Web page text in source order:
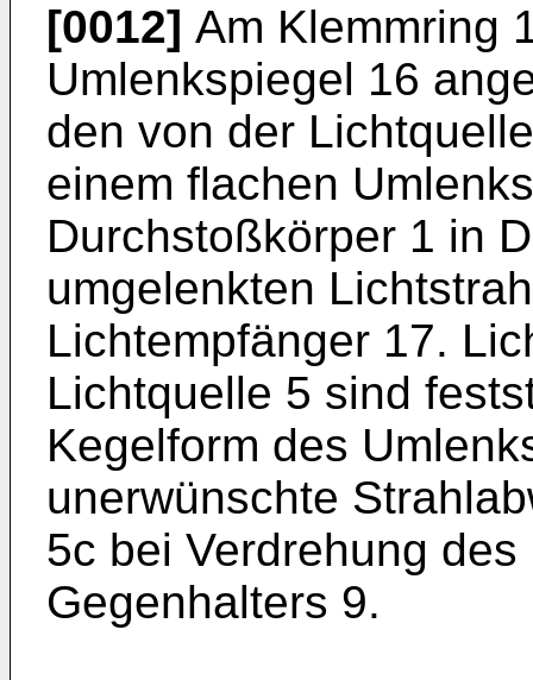
[0012] Am Klemmring
Umlenkspiegel 16
den von der
einem flachen
Durchstoßkörper 1 in
umgelenkten
Lichtempfänger 17.
Lichtquelle 5 sind
Kegelform des
unerwünschte
5c bei Verdrehung
Gegenhalters 9.